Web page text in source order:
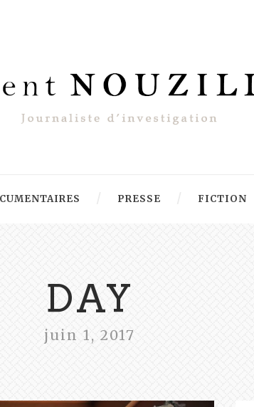
PRESSE FICTION
DAY
juin 1, 2017